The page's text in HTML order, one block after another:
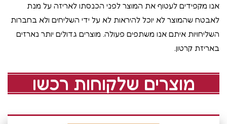
אנו מקפידים לעטוף את המוצר לפני הכנסתו לאריזה על מנת
לאבטח שהמוצר לא יוכל להיראות לא על ידי השליחים ולא בחברות
השליחויות איתם אנו משתפים פעולה. מוצרים גדולים יותר נארזים
באריזת קרטון.
מוצרים שלקוחות רכשו